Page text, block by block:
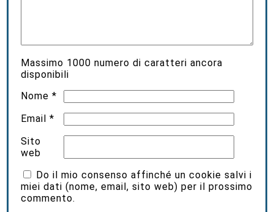
Massimo 1000 numero di caratteri ancora
disponibili
Nome*
Email*
Sito
web
Do il mio consenso affinché un cookie salvi i
miei dati (nome, email, sito web) per il prossimo
commento.